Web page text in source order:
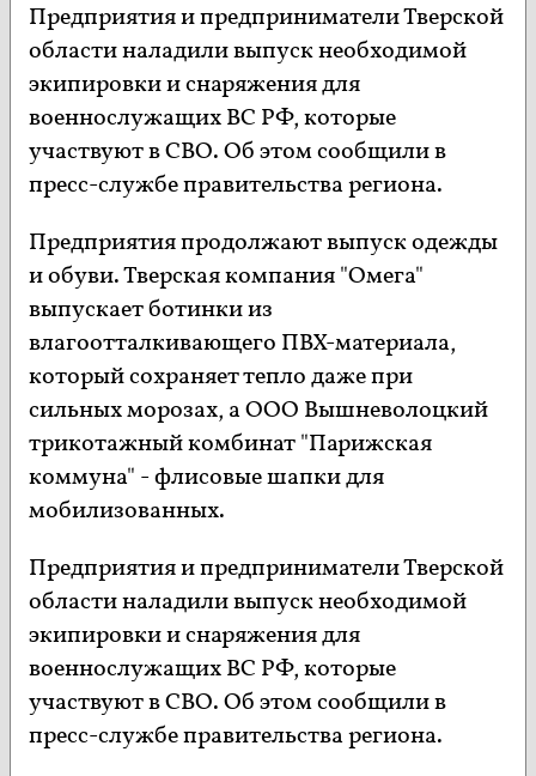
Предприятия и предприниматели Тверской
области наладили выпуск необходимой
экипировки и снаряжения для
военнослужащих ВС РФ, которые
участвуют в СВО. Об этом сообщили в
пресс-службе правительства региона.
Предприятия продолжают выпуск одежды
и обуви. Тверская компания "Омега"
выпускает ботинки из
влагоотталкивающего ПВХ-материала,
который сохраняет тепло даже при
сильных морозах, а ООО Вышневолоцкий
трикотажный комбинат "Парижская
коммуна" - флисовые шапки для
мобилизованных.
Предприятия и предприниматели Тверской
области наладили выпуск необходимой
экипировки и снаряжения для
военнослужащих ВС РФ, которые
участвуют в СВО. Об этом сообщили в
пресс-службе правительства региона.